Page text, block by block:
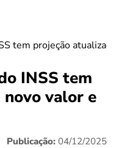
tem projeção
INSS tem
valor e
Publicação: 04/12/2025